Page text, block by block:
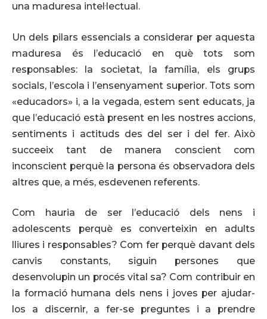
una maduresa intel·lectual.
Un dels pilars essencials a considerar per aquesta
maduresa és l’educació en què tots som
responsables: la societat, la família, els grups
socials, l’escola i l’ensenyament superior. Tots som
«educadors» i, a la vegada, estem sent educats, ja
que l’educació està present en les nostres accions,
sentiments i actituds des del ser i del fer. Això
succeeix tant de manera conscient com
inconscient perquè la persona és observadora dels
altres que, a més, esdevenen referents.
Com hauria de ser l’educació dels nens i
adolescents perquè es converteixin en adults
lliures i responsables? Com fer perquè davant dels
canvis constants, siguin persones que
desenvolupin un procés vital sa? Com contribuir en
la formació humana dels nens i joves per ajudar-
los a discernir, a fer-se preguntes i a prendre